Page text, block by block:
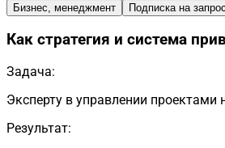
Бизнес, менеджмент Подписка на
Как стратегия и система
Задача:
Эксперту в управлении
Результат: